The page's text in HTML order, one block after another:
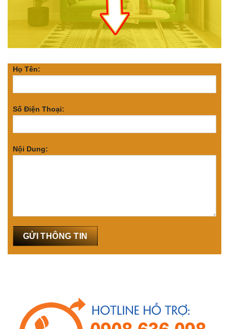
Họ Tên:
Số Điện Thoại:
Nội Dung: